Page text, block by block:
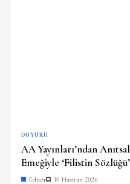
DUYURU
AA Yayınları’ndan
Emeğiyle ‘Filistin
Editör 10 Haziran 2026